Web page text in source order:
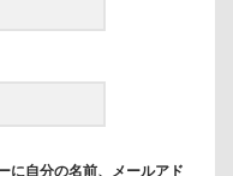
に自分の名前、メールアド